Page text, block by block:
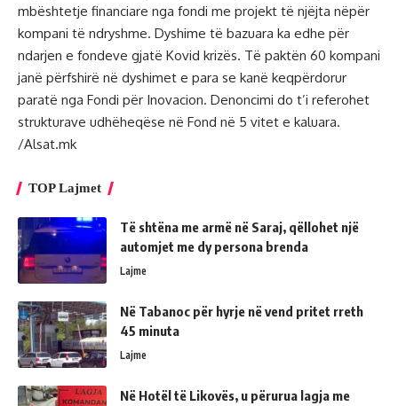
mbështetje financiare nga fondi me projekt të njëjta nëpër
kompani të ndryshme. Dyshime të bazuara ka edhe për
ndarjen e fondeve gjatë Kovid krizës. Të paktën 60 kompani
janë përfshirë në dyshimet e para se kanë keqpërdorur
paratë nga Fondi për Inovacion. Denoncimi do t’i referohet
strukturave udhëheqëse në Fond në 5 vitet e kaluara.
/Alsat.mk
TOP Lajmet
Të shtëna me armë në Saraj, qëllohet një
automjet me dy persona brenda
Lajme
Në Tabanoc për hyrje në vend pritet rreth
45 minuta
Lajme
Në Hotël të Likovës, u përurua lagja me